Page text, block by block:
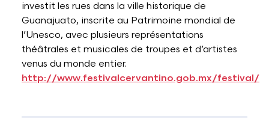
investit les rues dans la ville historique de
Guanajuato, inscrite au Patrimoine mondial de
l’Unesco, avec plusieurs représentations
théâtrales et musicales de troupes et d’artistes
venus du monde entier.
http://www.festivalcervantino.gob.mx/festival/